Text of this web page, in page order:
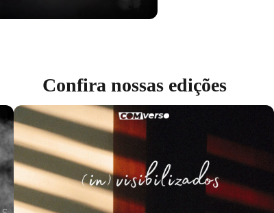
Confira nossas edições